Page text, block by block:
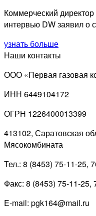
Коммерческий
интервью DW заявил о
узнать больше
Наши контакты
ООО «Первая газовая
ИНН 6449104172
ОГРН 1226400013399
413102, Саратовская
Мясокомбината
Тел.: 8 (8453) 75-11-25,
Факс: 8 (8453) 75-11-25,
E-mail: pgk164@mail.ru